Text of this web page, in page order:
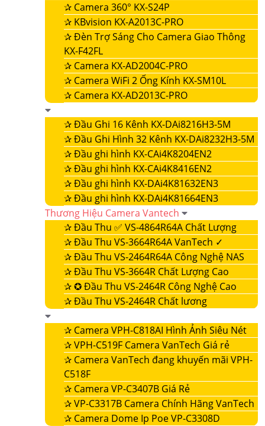
✰ Camera 360° KX-S24P
✰ KBvision KX-A2013C-PRO
✰Đèn Trợ Sáng Cho Camera Giao Thông
KX-F42FL
✰ Camera KX-AD2004C-PRO
✰ Camera WiFi 2 Ống Kính KX-SM10L
✰ Camera KX-AD2013C-PRO
✰Đầu Ghi 16 Kênh KX-DAi8216H3-5M
✰Đầu Ghi Hình 32 Kênh KX-DAi8232H3-5M
✰Đầu ghi hình KX-CAi4K8204EN2
✰Đầu ghi hình KX-CAi4K8416EN2
✰Đầu ghi hình KX-DAi4K81632EN3
✰Đầu ghi hình KX-DAi4K81664EN3
Thương Hiệu Camera Vantech
✰Đầu Thu ✅ VS-4864R64A Chất Lượng
✰Đầu Thu VS-3664R64A VanTech ✓
✰Đầu Thu VS-2464R64A Công Nghệ NAS
✰Đầu Thu VS-3664R Chất Lượng Cao
✰✪ Đầu Thu VS-2464R Công Nghệ Cao
✰Đầu Thu VS-2464R Chất lương
✰ Camera VPH-C818AI Hình Ảnh Siêu Nét
✰VPH-C519F Camera VanTech Giá rẻ
✰ Camera VanTech đang khuyến mãi VPH-
C518F
✰ Camera VP-C3407B Giá Rẻ
✰VP-C3317B Camera Chính Hãng VanTech
✰ Camera Dome Ip Poe VP-C3308D